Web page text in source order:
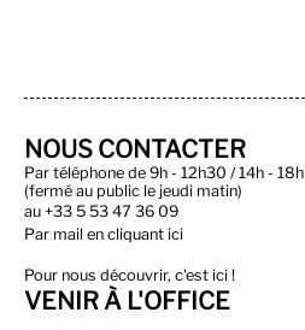
NOUS CONTACTER
Par téléphone de 9h - 12h30 / 14h - 18h
(fermé au public le jeudi matin)
au +33 5 53 47 36 09
Par mail en cliquant ici
Pour nous découvrir, c'est ici !
VENIR À L'OFFICE